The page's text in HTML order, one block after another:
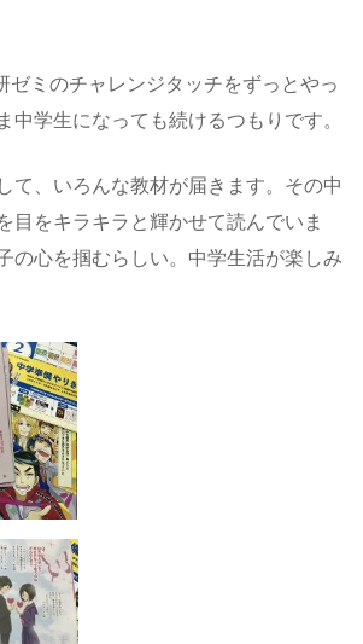
ゼミのチャレンジタッチをずっとやっ
中学生になっても続けるつもりです。
て、いろんな教材が届きます。その中
目をキラキラと輝かせて読んでいま
の心を掴むらしい。中学生活が楽しみ